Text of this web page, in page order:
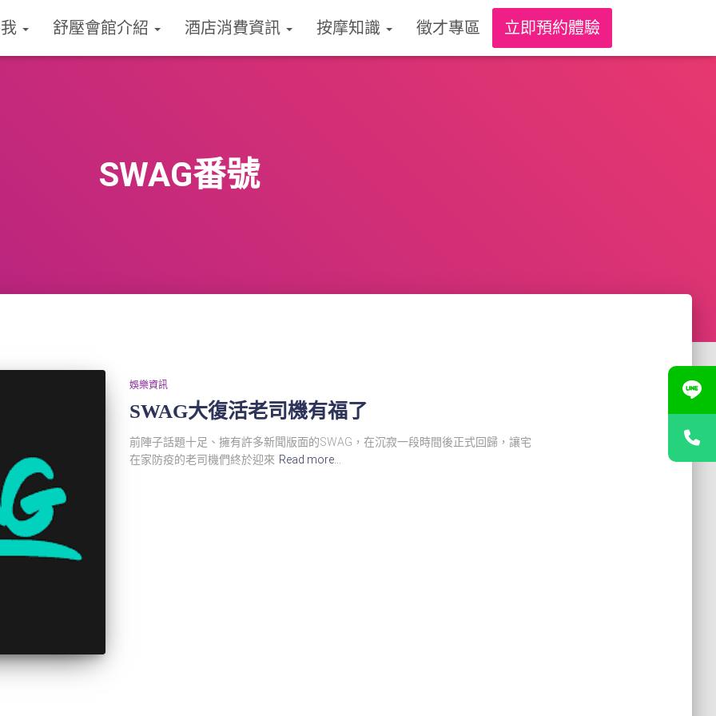
舒壓會館介紹 酒店消費資訊 按摩知識 徵才專區 立即預約體驗
SWAG番號
娛樂資訊
SWAG大復活老司機有福了
前陣子話題十足、擁有許多新聞版面的SWAG，在沉寂一段時間後正式回歸，讓宅
在家防疫的老司機們終於迎來 Read more…